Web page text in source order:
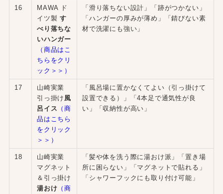
16
MAWA ド
イツ製す
べり落ちな
いハンガー
（商品はこ
ちらをクリ
ック＞＞）
「滑り落ちない設計」「跡がつかない」
「ハンガーの厚みが薄め」「錆びない素
材で洗濯にも強い」
17
山崎実業
引っ掛け 風
呂イス （商
品はこちら
をクリック
＞＞）
「風呂場に置かなくてよい（引っ掛けて
設置できる）」「4本足で通気性が良
い」「収納性が高い」
18
山崎実業
マグネット
＆引っ掛け
湯おけ （商
「髪や体を洗う際に湯おけ派」「置き場
所に困らない」「マグネットで貼れる」
「シャワーフックにも取り付け可能」